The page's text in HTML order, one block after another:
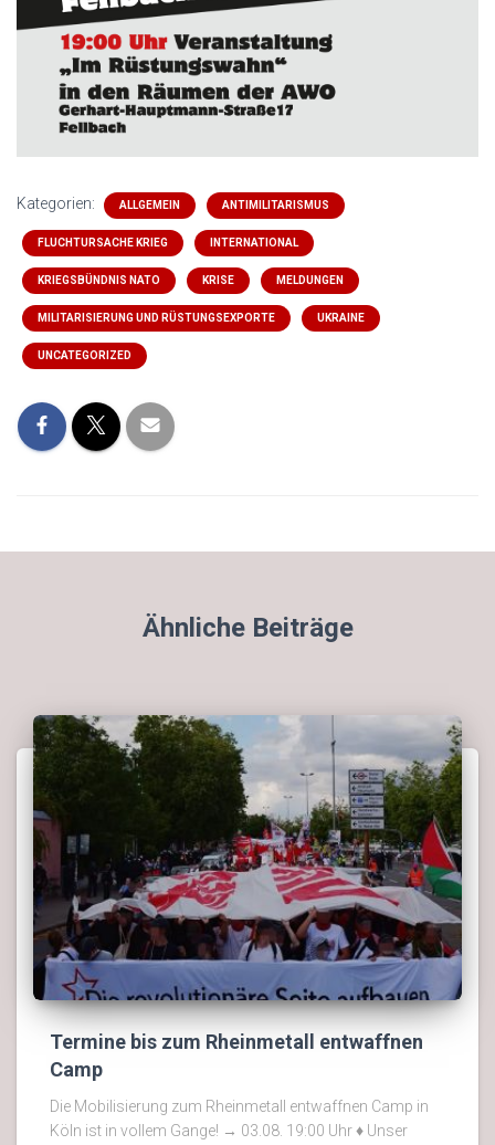
Kategorien: ALLGEMEIN ANTIMILITARISMUS
FLUCHTURSACHE KRIEG INTERNATIONAL
KRIEGSBÜNDNIS NATO KRISE MELDUNGEN
MILITARISIERUNG UND RÜSTUNGSEXPORTE UKRAINE
UNCATEGORIZED
Ähnliche Beiträge
Termine bis zum Rheinmetall entwaffnen
Camp
Die Mobilisierung zum Rheinmetall entwaffnen Camp in
Köln ist in vollem Gange! → 03.08. 19:00 Uhr ♦ Unser